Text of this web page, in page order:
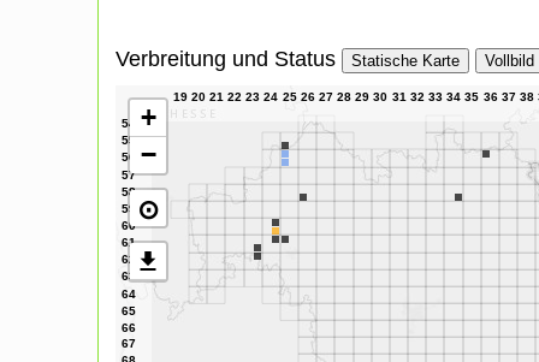
Verbreitung und Status Statische Karte Vollbild
+
−
⊙